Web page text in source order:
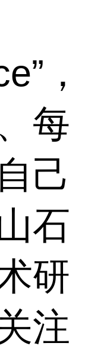
，
每
己
石
研
注